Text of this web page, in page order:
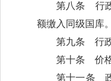
第八条 行政
额缴入同级国库
第九条 行政
第十条 价格
第十一条 政